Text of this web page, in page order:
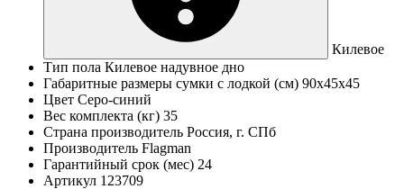
Килевое
Тип пола Килевое надувное дно
Габаритные размеры сумки с лодкой (см) 90х45х45
Цвет Серо-синий
Вес комплекта (кг) 35
Страна производитель Россия, г. СПб
Производитель Flagman
Гарантийный срок (мес) 24
Артикул 123709